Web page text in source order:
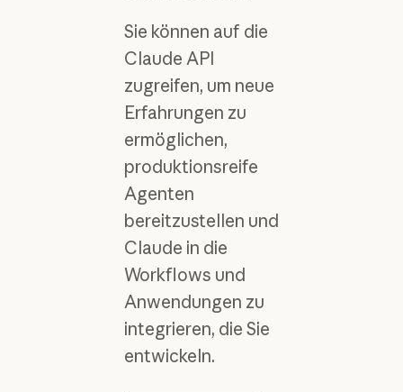
Sie können auf die
Claude API
zugreifen, um neue
Erfahrungen zu
ermöglichen,
produktionsreife
Agenten
bereitzustellen und
Claude in die
Workflows und
Anwendungen zu
integrieren, die Sie
entwickeln.